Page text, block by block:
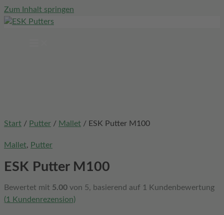
Zum Inhalt springen
Start / Putter / Mallet / ESK Putter M100
Mallet, Putter
ESK Putter M100
Bewertet mit 5.00 von 5, basierend auf 1 Kundenbewertung
( 1 Kundenrezension)